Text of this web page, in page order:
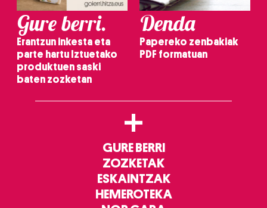
Gure berri.
Erantzun inkesta eta
parte hartu Iztuetako
produktuen saski
baten zozketan
Denda
Papereko zenbakiak
PDF formatuan
+
GURE BERRI
ZOZKETAK
ESKAINTZAK
HEMEROTEKA